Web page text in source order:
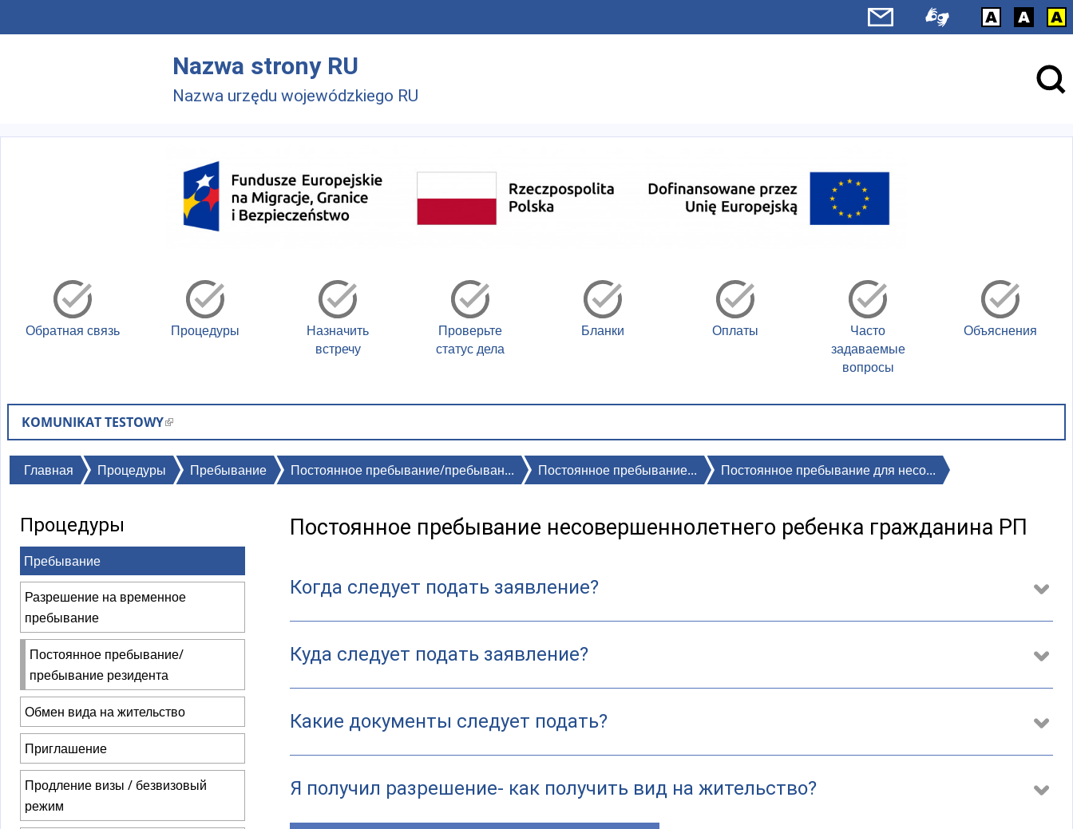
Nazwa strony RU
Nazwa urzędu wojewódzkiego RU
Обратная связь Процедуры
Назначить
встречу
Проверьте
статус дела
Бланки Оплаты
Часто
задаваемые
вопросы
Объяснения
KOMUNIKAT TESTOWY(
в
н
е
я
с
ы
л
к
а
)
ВыГлавная Процедуры Пребывание Постоянное пребывание/пребыван... Постоянное пребывание... Постоянное пребывание для несо...
Процедуры
Пребывание
Разрешение на временное
пребывание
Постоянное пребывание/
пребывание резидента
Обмен вида на жительство
Приглашение
Продление визы / безвизовый
режим
Постоянное пребывание несовершеннолетнего ребенка гражданина РП
Когда следует подать заявление?
Куда следует подать заявление?
Какие документы следует подать?
Я получил разрешение- как получить вид на жительство?